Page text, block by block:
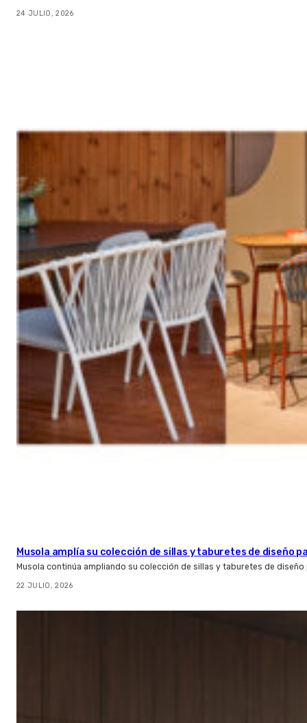
24 JULIO, 2026
Musola amplía su colección de sillas y taburetes de diseño
Musola continúa ampliando su colección de sillas y taburetes de
22 JULIO, 2026